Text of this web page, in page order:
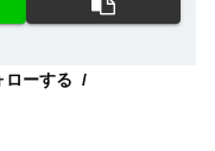
ーする